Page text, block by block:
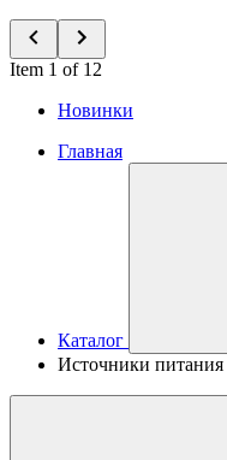
Item 1 of 12
Новинки
Главная
Каталог
Источники питания